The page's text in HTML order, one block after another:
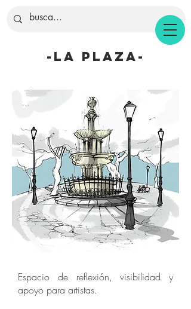
-la plaza-
Espacio de reflexión, visibilidad y
apoyo para artistas.